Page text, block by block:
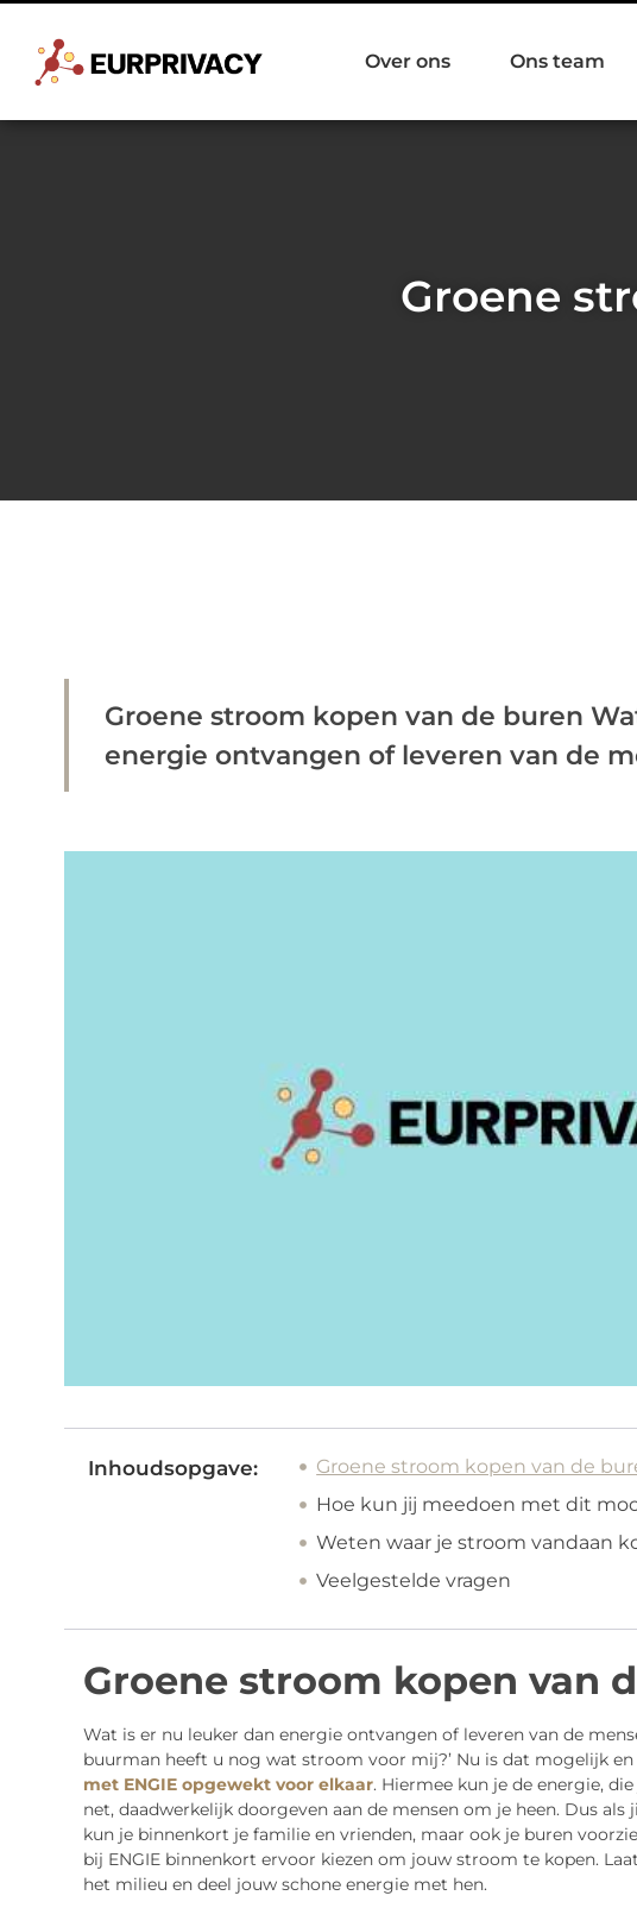
Over ons Ons team
Groene
Groene stroom kopen van de buren
energie ontvangen of leveren van de
Inhoudsopgave:
Groene stroom kopen van de
Hoe kun jij meedoen met dit
Weten waar je stroom vandaan
Veelgestelde vragen
Groene stroom kopen van
Wat is er nu leuker dan energie ontvangen of leveren van de
buurman heeft u nog wat stroom voor mij?’ Nu is dat mogelijk en
met ENGIE opgewekt voor elkaar. Hiermee kun je de energie,
net, daadwerkelijk doorgeven aan de mensen om je heen. Dus
kun je binnenkort je familie en vrienden, maar ook je buren
bij ENGIE binnenkort ervoor kiezen om jouw stroom te kopen.
het milieu en deel jouw schone energie met hen.